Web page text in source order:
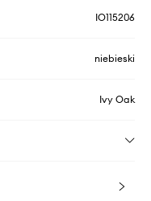
IO115206
niebieski
Ivy Oak